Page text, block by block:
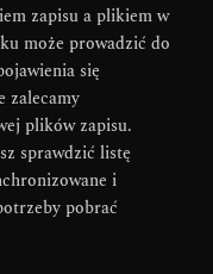
zapisu a plikiem w
może prowadzić do
się
zalecamy
plików zapisu.
sprawdzić listę
i
pobrać